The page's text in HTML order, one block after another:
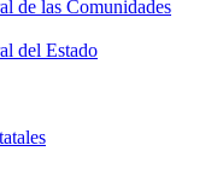
de las Comunidades
del Estado